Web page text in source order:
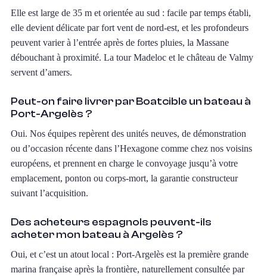
Elle est large de 35 m et orientée au sud : facile par temps établi,
elle devient délicate par fort vent de nord-est, et les profondeurs
peuvent varier à l’entrée après de fortes pluies, la Massane
débouchant à proximité. La tour Madeloc et le château de Valmy
servent d’amers.
Peut-on faire livrer par Boatcible un bateau à
Port-Argelès ?
Oui. Nos équipes repèrent des unités neuves, de démonstration
ou d’occasion récente dans l’Hexagone comme chez nos voisins
européens, et prennent en charge le convoyage jusqu’à votre
emplacement, ponton ou corps-mort, la garantie constructeur
suivant l’acquisition.
Des acheteurs espagnols peuvent-ils
acheter mon bateau à Argelès ?
Oui, et c’est un atout local : Port-Argelès est la première grande
marina française après la frontière, naturellement consultée par